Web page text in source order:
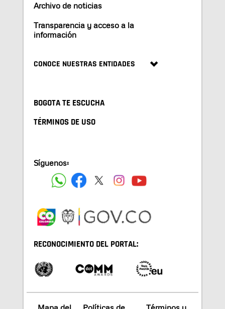
Archivo de noticias
Transparencia y acceso a la
información
CONOCE NUESTRAS ENTIDADES
BOGOTA TE ESCUCHA
TÉRMINOS DE USO
Síguenos:
RECONOCIMIENTO DEL PORTAL: